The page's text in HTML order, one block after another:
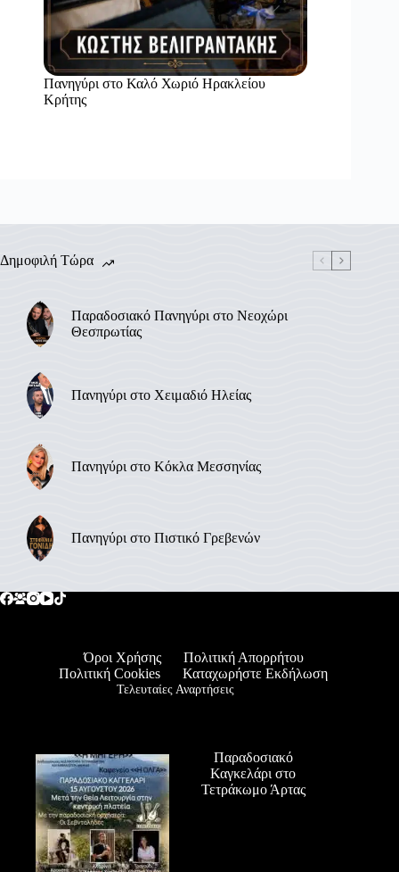
Πανηγύρι στο Καλό Χωριό Ηρακλείου
Κρήτης
Δημοφιλή Τώρα
Παραδοσιακό Πανηγύρι στο Νεοχώρι
Θεσπρωτίας
Πανηγύρι στο Χειμαδιό Ηλείας
Πανηγύρι στο Κόκλα Μεσσηνίας
Πανηγύρι στο Πιστικό Γρεβενών
Όροι Χρήσης
Πολιτική Απορρήτου
Πολιτική Cookies
Καταχωρήστε Εκδήλωση
Τελευταίες Αναρτήσεις
Παραδοσιακό
Καγκελάρι στο
Τετράκωμο Άρτας